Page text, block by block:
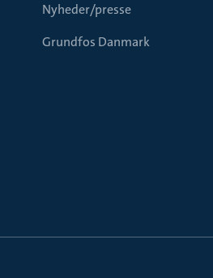
Nyheder/presse
Grundfos Danmark